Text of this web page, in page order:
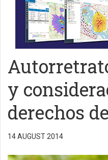
y
derechos
14 AUGUST 2014